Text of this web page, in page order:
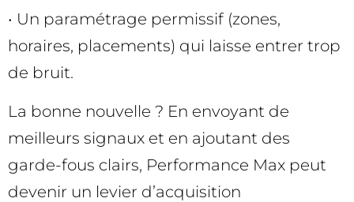
• Un paramétrage permissif (zones,
horaires, placements) qui laisse entrer trop
de bruit.
La bonne nouvelle ? En envoyant de
meilleurs signaux et en ajoutant des
garde-fous clairs, Performance Max peut
devenir un levier d’acquisition